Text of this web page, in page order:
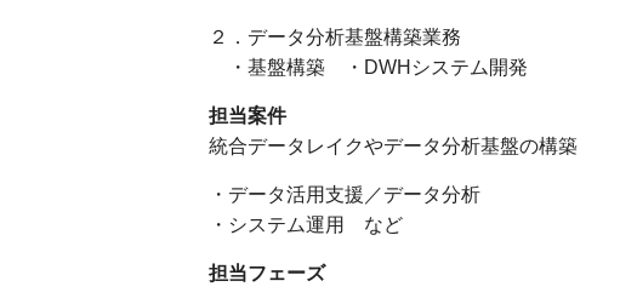
２．データ分析基盤構築業務
・基盤構築 ・DWHシステム開発
担当案件
統合データレイクやデータ分析基盤の構築
・データ活用支援／データ分析
・システム運用 など
担当フェーズ